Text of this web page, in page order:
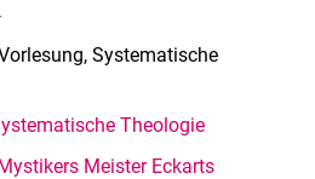
Systematische
Theologie
Meister Eckarts